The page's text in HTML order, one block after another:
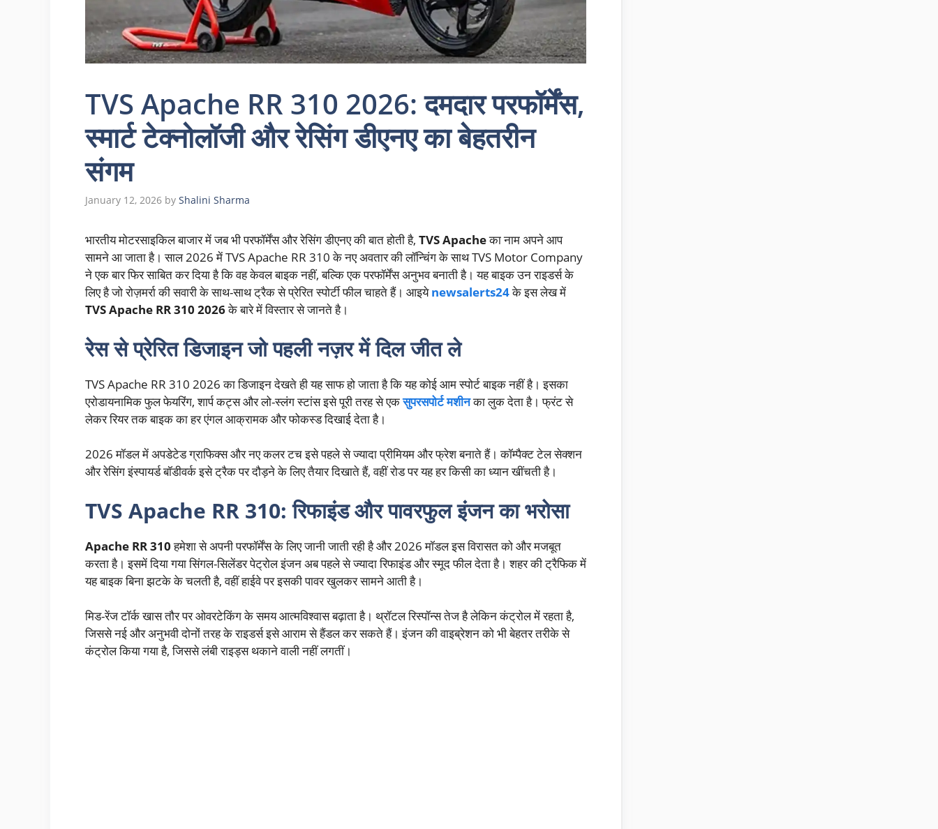
TVS Apache RR 310 2026: दमदार परफॉर्मेंस,
स्मार्ट टेक्नोलॉजी और रेसिंग डीएनए का बेहतरीन
संगम
January 12, 2026 by Shalini Sharma
भारतीय मोटरसाइकिल बाजार में जब भी परफॉर्मेंस और रेसिंग डीएनए की बात होती है, TVS Apacheका नाम अपने आप
सामने आ जाता है। साल 2026 में TVS Apache RR 310 के नए अवतार की लॉन्चिंग के साथ TVS Motor Company
ने एक बार फिर साबित कर दिया है कि वह केवल बाइक नहीं, बल्कि एक परफॉर्मेंस अनुभव बनाती है। यह बाइक उन राइडर्स के
लिए है जो रोज़मर्रा की सवारी के साथ-साथ ट्रैक से प्रेरित स्पोर्टी फील चाहते हैं। आइयेnewsalerts24के इस लेख में
TVS Apache RR 310 2026के बारे में विस्तार से जानते है।
रेस से प्रेरित डिजाइन जो पहली नज़र में दिल जीत ले
TVS Apache RR 310 2026 का डिजाइन देखते ही यह साफ हो जाता है कि यह कोई आम स्पोर्ट बाइक नहीं है। इसका
एरोडायनामिक फुल फेयरिंग, शार्प कट्स और लो-स्लंग स्टांस इसे पूरी तरह से एकसुपरसपोर्ट मशीनका लुक देता है। फ्रंट से
लेकर रियर तक बाइक का हर एंगल आक्रामक और फोकस्ड दिखाई देता है।
2026 मॉडल में अपडेटेड ग्राफिक्स और नए कलर टच इसे पहले से ज्यादा प्रीमियम और फ्रेश बनाते हैं। कॉम्पैक्ट टेल सेक्शन
और रेसिंग इंस्पायर्ड बॉडीवर्क इसे ट्रैक पर दौड़ने के लिए तैयार दिखाते हैं, वहीं रोड पर यह हर किसी का ध्यान खींचती है।
TVS Apache RR 310: रिफाइंड और पावरफुल इंजन का भरोसा
Apache RR 310हमेशा से अपनी परफॉर्मेंस के लिए जानी जाती रही है और 2026 मॉडल इस विरासत को और मजबूत
करता है। इसमें दिया गया सिंगल-सिलेंडर पेट्रोल इंजन अब पहले से ज्यादा रिफाइंड और स्मूद फील देता है। शहर की ट्रैफिक में
यह बाइक बिना झटके के चलती है, वहीं हाईवे पर इसकी पावर खुलकर सामने आती है।
मिड-रेंज टॉर्क खास तौर पर ओवरटेकिंग के समय आत्मविश्वास बढ़ाता है। थ्रॉटल रिस्पॉन्स तेज है लेकिन कंट्रोल में रहता है,
जिससे नई और अनुभवी दोनों तरह के राइडर्स इसे आराम से हैंडल कर सकते हैं। इंजन की वाइब्रेशन को भी बेहतर तरीके से
कंट्रोल किया गया है, जिससे लंबी राइड्स थकाने वाली नहीं लगतीं।